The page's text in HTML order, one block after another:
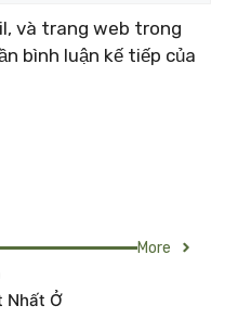
và trang web trong
bình luận kế tiếp của
More
Nhất Ở